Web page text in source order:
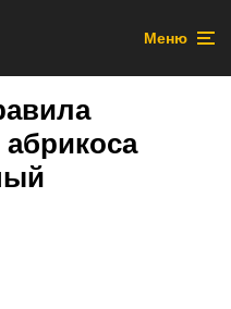
Меню